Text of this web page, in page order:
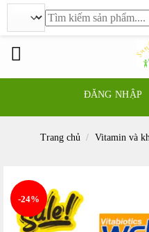
ĐĂNG NHẬP
Tìm
kiếm:
Trang chủ / Vitamin và
-24%